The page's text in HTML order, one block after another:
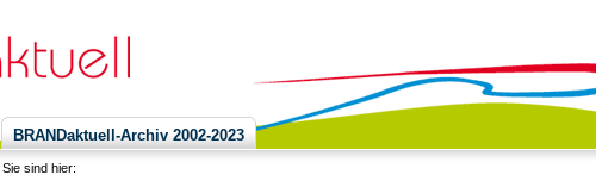
BRANDaktuell-Archiv 2002-2023
Sie sind hier: